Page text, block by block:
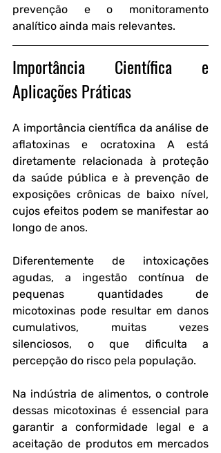
prevenção e o monitoramento
analítico ainda mais relevantes.
Importância Científica e
Aplicações Práticas
A importância científica da análise de
aflatoxinas e ocratoxina A está
diretamente relacionada à proteção
da saúde pública e à prevenção de
exposições crônicas de baixo nível,
cujos efeitos podem se manifestar ao
longo de anos.
Diferentemente de intoxicações
agudas, a ingestão contínua de
pequenas quantidades de
micotoxinas pode resultar em danos
cumulativos, muitas vezes
silenciosos, o que dificulta a
percepção do risco pela população.
Na indústria de alimentos, o controle
dessas micotoxinas é essencial para
garantir a conformidade legal e a
aceitação de produtos em mercados